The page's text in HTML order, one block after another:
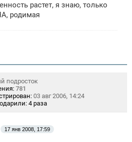
растет, я знаю, только
родимая
подросток
781
03 авг 2006, 14:24
4 раза
17 янв 2008, 17:59